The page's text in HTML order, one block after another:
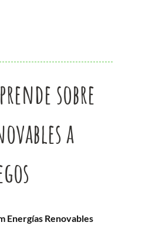
sobre
a
Energías Renovables